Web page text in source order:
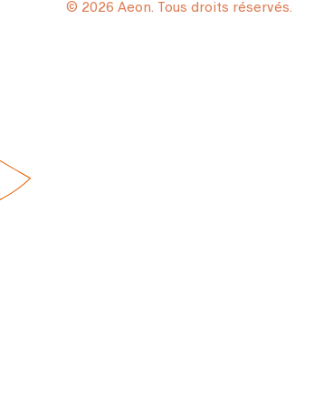
© 2026 Aeon. Tous droits réservés.